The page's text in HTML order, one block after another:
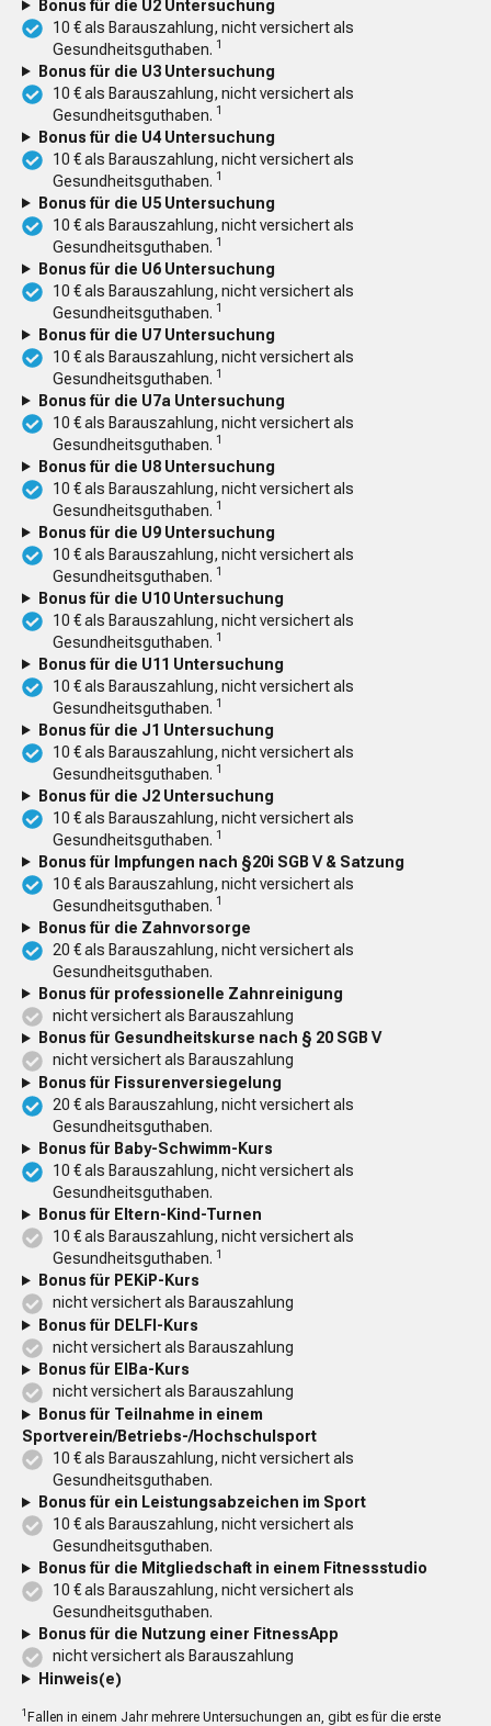
Bonus für die U2 Untersuchung
10 € als Barauszahlung, nicht versichert als
Gesundheitsguthaben. 1
Bonus für die U3 Untersuchung
10 € als Barauszahlung, nicht versichert als
Gesundheitsguthaben. 1
Bonus für die U4 Untersuchung
10 € als Barauszahlung, nicht versichert als
Gesundheitsguthaben. 1
Bonus für die U5 Untersuchung
10 € als Barauszahlung, nicht versichert als
Gesundheitsguthaben. 1
Bonus für die U6 Untersuchung
10 € als Barauszahlung, nicht versichert als
Gesundheitsguthaben. 1
Bonus für die U7 Untersuchung
10 € als Barauszahlung, nicht versichert als
Gesundheitsguthaben. 1
Bonus für die U7a Untersuchung
10 € als Barauszahlung, nicht versichert als
Gesundheitsguthaben. 1
Bonus für die U8 Untersuchung
10 € als Barauszahlung, nicht versichert als
Gesundheitsguthaben. 1
Bonus für die U9 Untersuchung
10 € als Barauszahlung, nicht versichert als
Gesundheitsguthaben. 1
Bonus für die U10 Untersuchung
10 € als Barauszahlung, nicht versichert als
Gesundheitsguthaben. 1
Bonus für die U11 Untersuchung
10 € als Barauszahlung, nicht versichert als
Gesundheitsguthaben. 1
Bonus für die J1 Untersuchung
10 € als Barauszahlung, nicht versichert als
Gesundheitsguthaben. 1
Bonus für die J2 Untersuchung
10 € als Barauszahlung, nicht versichert als
Gesundheitsguthaben. 1
Bonus für Impfungen nach §20i SGB V & Satzung
10 € als Barauszahlung, nicht versichert als
Gesundheitsguthaben. 1
Bonus für die Zahnvorsorge
20 € als Barauszahlung, nicht versichert als
Gesundheitsguthaben.
Bonus für professionelle Zahnreinigung
nicht versichert als Barauszahlung
Bonus für Gesundheitskurse nach § 20 SGB V
nicht versichert als Barauszahlung
Bonus für Fissurenversiegelung
20 € als Barauszahlung, nicht versichert als
Gesundheitsguthaben.
Bonus für Baby-Schwimm-Kurs
10 € als Barauszahlung, nicht versichert als
Gesundheitsguthaben.
Bonus für Eltern-Kind-Turnen
10 € als Barauszahlung, nicht versichert als
Gesundheitsguthaben. 1
Bonus für PEKiP-Kurs
nicht versichert als Barauszahlung
Bonus für DELFI-Kurs
nicht versichert als Barauszahlung
Bonus für EIBa-Kurs
nicht versichert als Barauszahlung
Bonus für Teilnahme in einem
Sportverein/Betriebs-/Hochschulsport
10 € als Barauszahlung, nicht versichert als
Gesundheitsguthaben.
Bonus für ein Leistungsabzeichen im Sport
10 € als Barauszahlung, nicht versichert als
Gesundheitsguthaben.
Bonus für die Mitgliedschaft in einem Fitnessstudio
10 € als Barauszahlung, nicht versichert als
Gesundheitsguthaben.
Bonus für die Nutzung einer FitnessApp
nicht versichert als Barauszahlung
Hinweis(e)
1 Fallen in einem Jahr mehrere Untersuchungen an, gibt es für die erste